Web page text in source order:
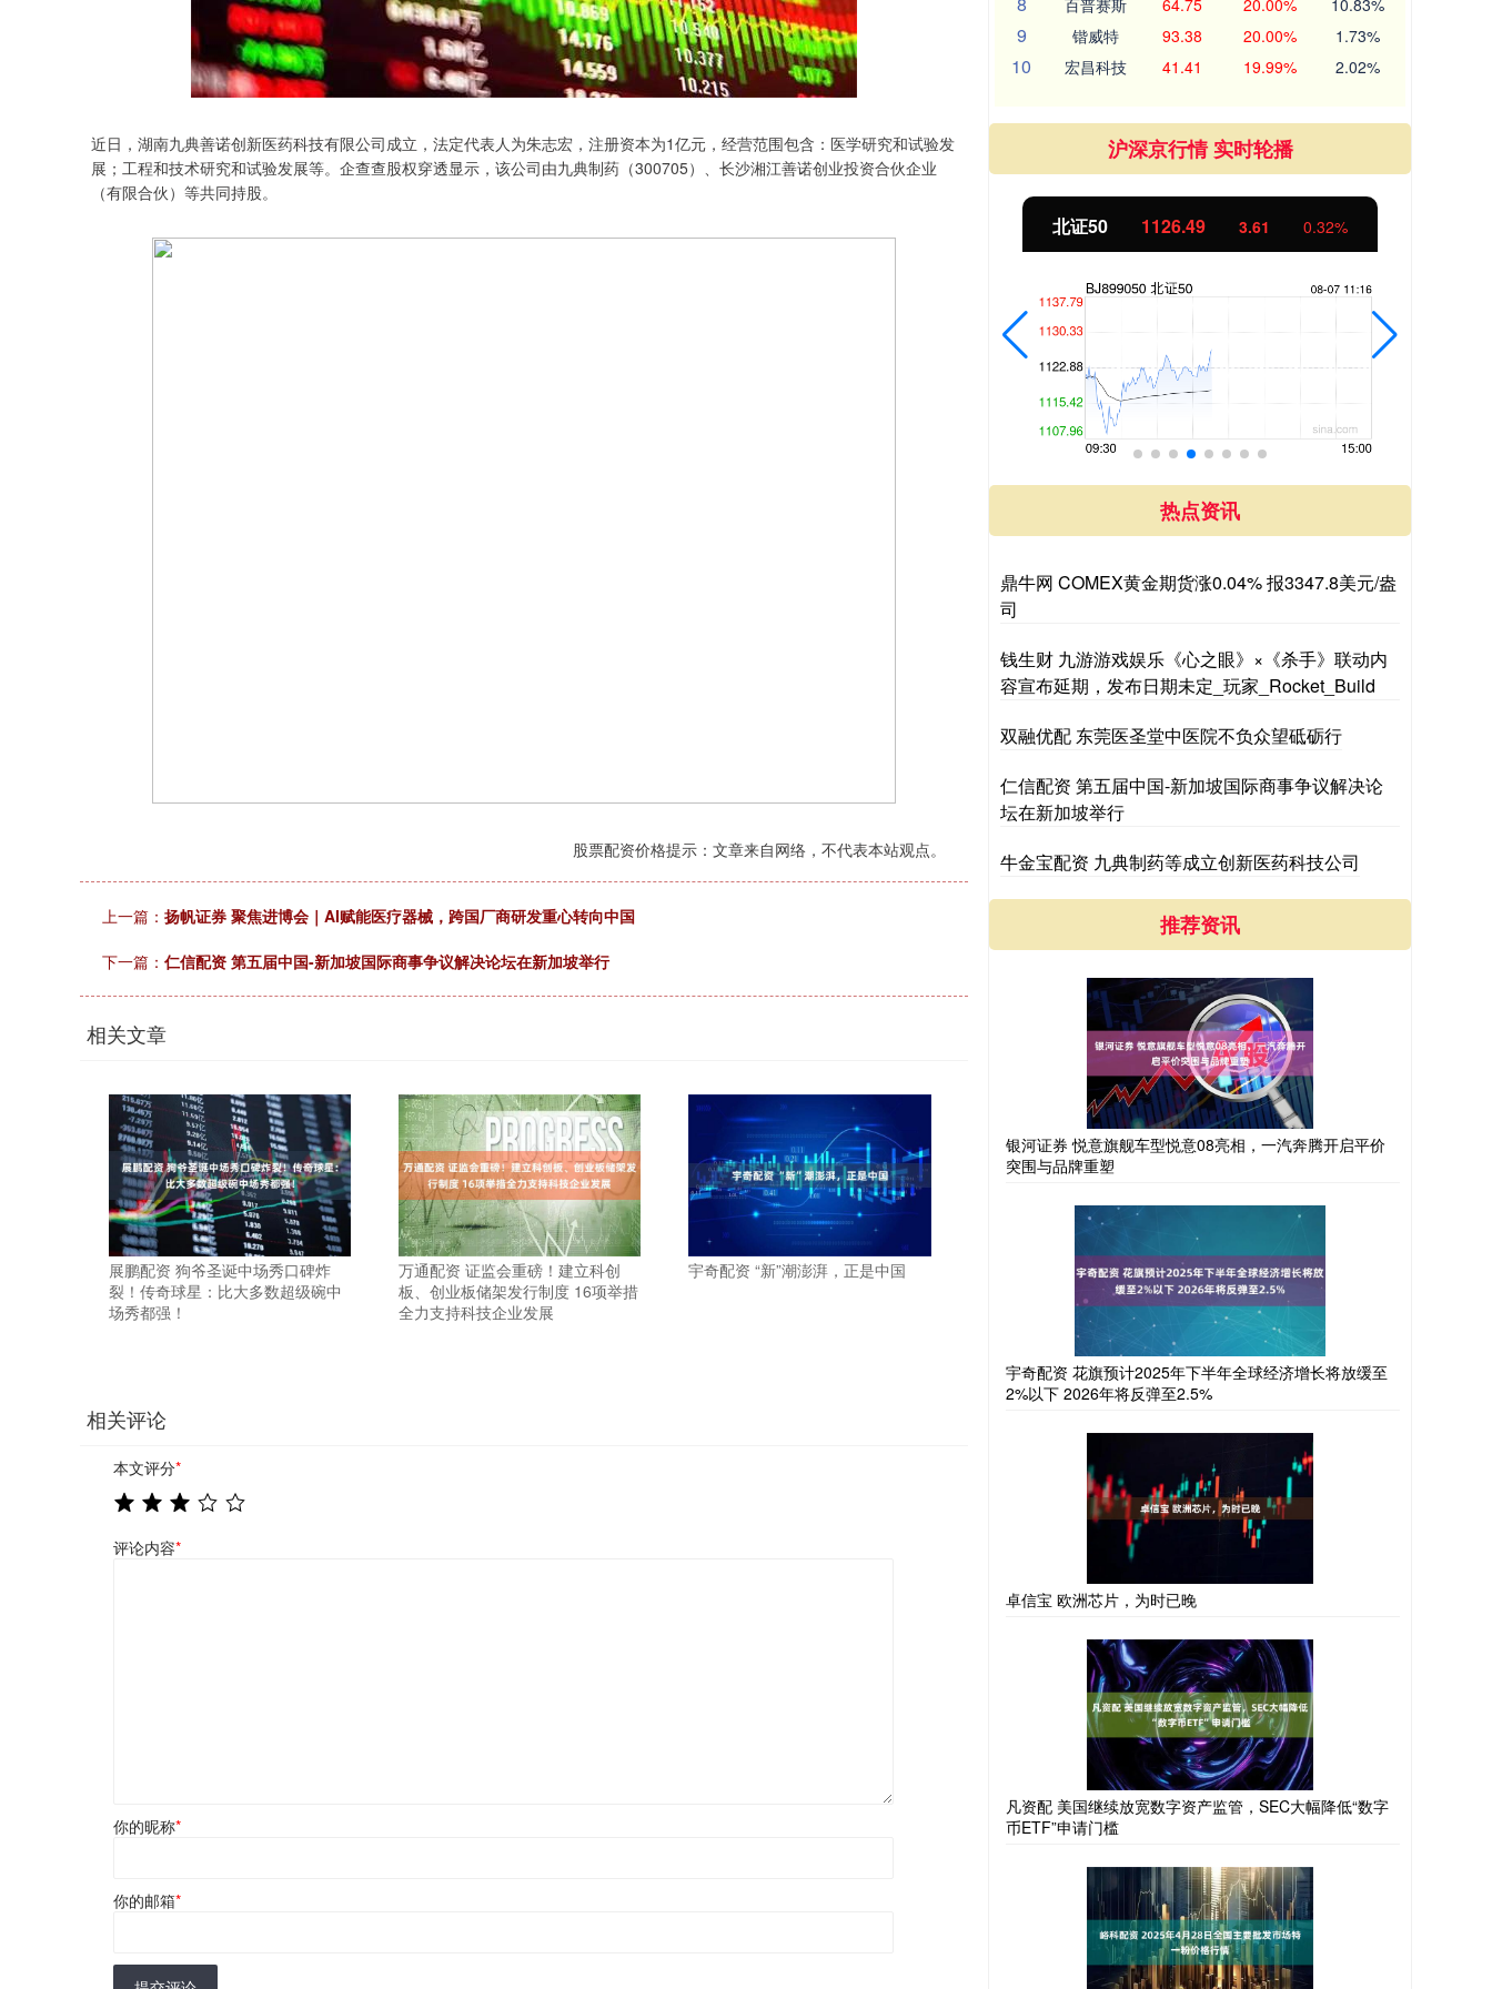
近日，湖南九典善诺创新医药科技有限公司成立，法定代表人为朱志宏，注册资本为1亿元，经营范围包含：医学研究和试验发
展；工程和技术研究和试验发展等。企查查股权穿透显示，该公司由九典制药（300705）、长沙湘江善诺创业投资合伙企业
（有限合伙）等共同持股。
股票配资价格提示：文章来自网络，不代表本站观点。
上一篇： 扬帆证券 聚焦进博会｜AI赋能医疗器械，跨国厂商研发重心转向中国
下一篇： 仁信配资 第五届中国-新加坡国际商事争议解决论坛在新加坡举行
相关文章
展鹏配资 狗爷圣诞中场秀口碑炸
裂！传奇球星：比大多数超级碗中
场秀都强！
万通配资 证监会重磅！建立科创
板、创业板储架发行制度 16项举措
全力支持科技企业发展
宇奇配资 “新”潮澎湃，正是中国
相关评论
本文评分*
评论内容*
你的昵称*
你的邮箱*
百普赛斯 64.75 20.00% 10.83%
9 锴威特 93.38 20.00% 1.73%
10 宏昌科技 41.41 19.99% 2.02%
沪深京行情 实时轮播
北证50 1126.41 3.53 0.32%
热点资讯
鼎牛网 COMEX黄金期货涨0.04% 报3347.8美元/盎
司
钱生财 九游游戏娱乐《心之眼》×《杀手》联动内
容宣布延期，发布日期未定_玩家_Rocket_Build
双融优配 东莞医圣堂中医院不负众望砥砺行
仁信配资 第五届中国-新加坡国际商事争议解决论
坛在新加坡举行
牛金宝配资 九典制药等成立创新医药科技公司
推荐资讯
银河证券 悦意旗舰车型悦意08亮相，一汽奔腾开启平价
突围与品牌重塑
宇奇配资 花旗预计2025年下半年全球经济增长将放缓至
2%以下 2026年将反弹至2.5%
卓信宝 欧洲芯片，为时已晚
凡资配 美国继续放宽数字资产监管，SEC大幅降低“数字
币ETF”申请门槛